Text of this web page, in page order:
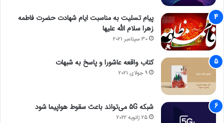
پیام تسلیت به مناسبت ایام شهادت حضرت فاطمه
زهرا سلام الله علیها
30 سپتامبر 2021
کتاب واقعه عاشورا و پاسخ به شبهات
9 جولای 2021
شبکه 5G می‌تواند باعث سقوط هواپیما شود
25 ژانویه 2022